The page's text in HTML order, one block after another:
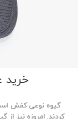
خرید
گیوه نوعی کفش
کردند. امروزه نیز